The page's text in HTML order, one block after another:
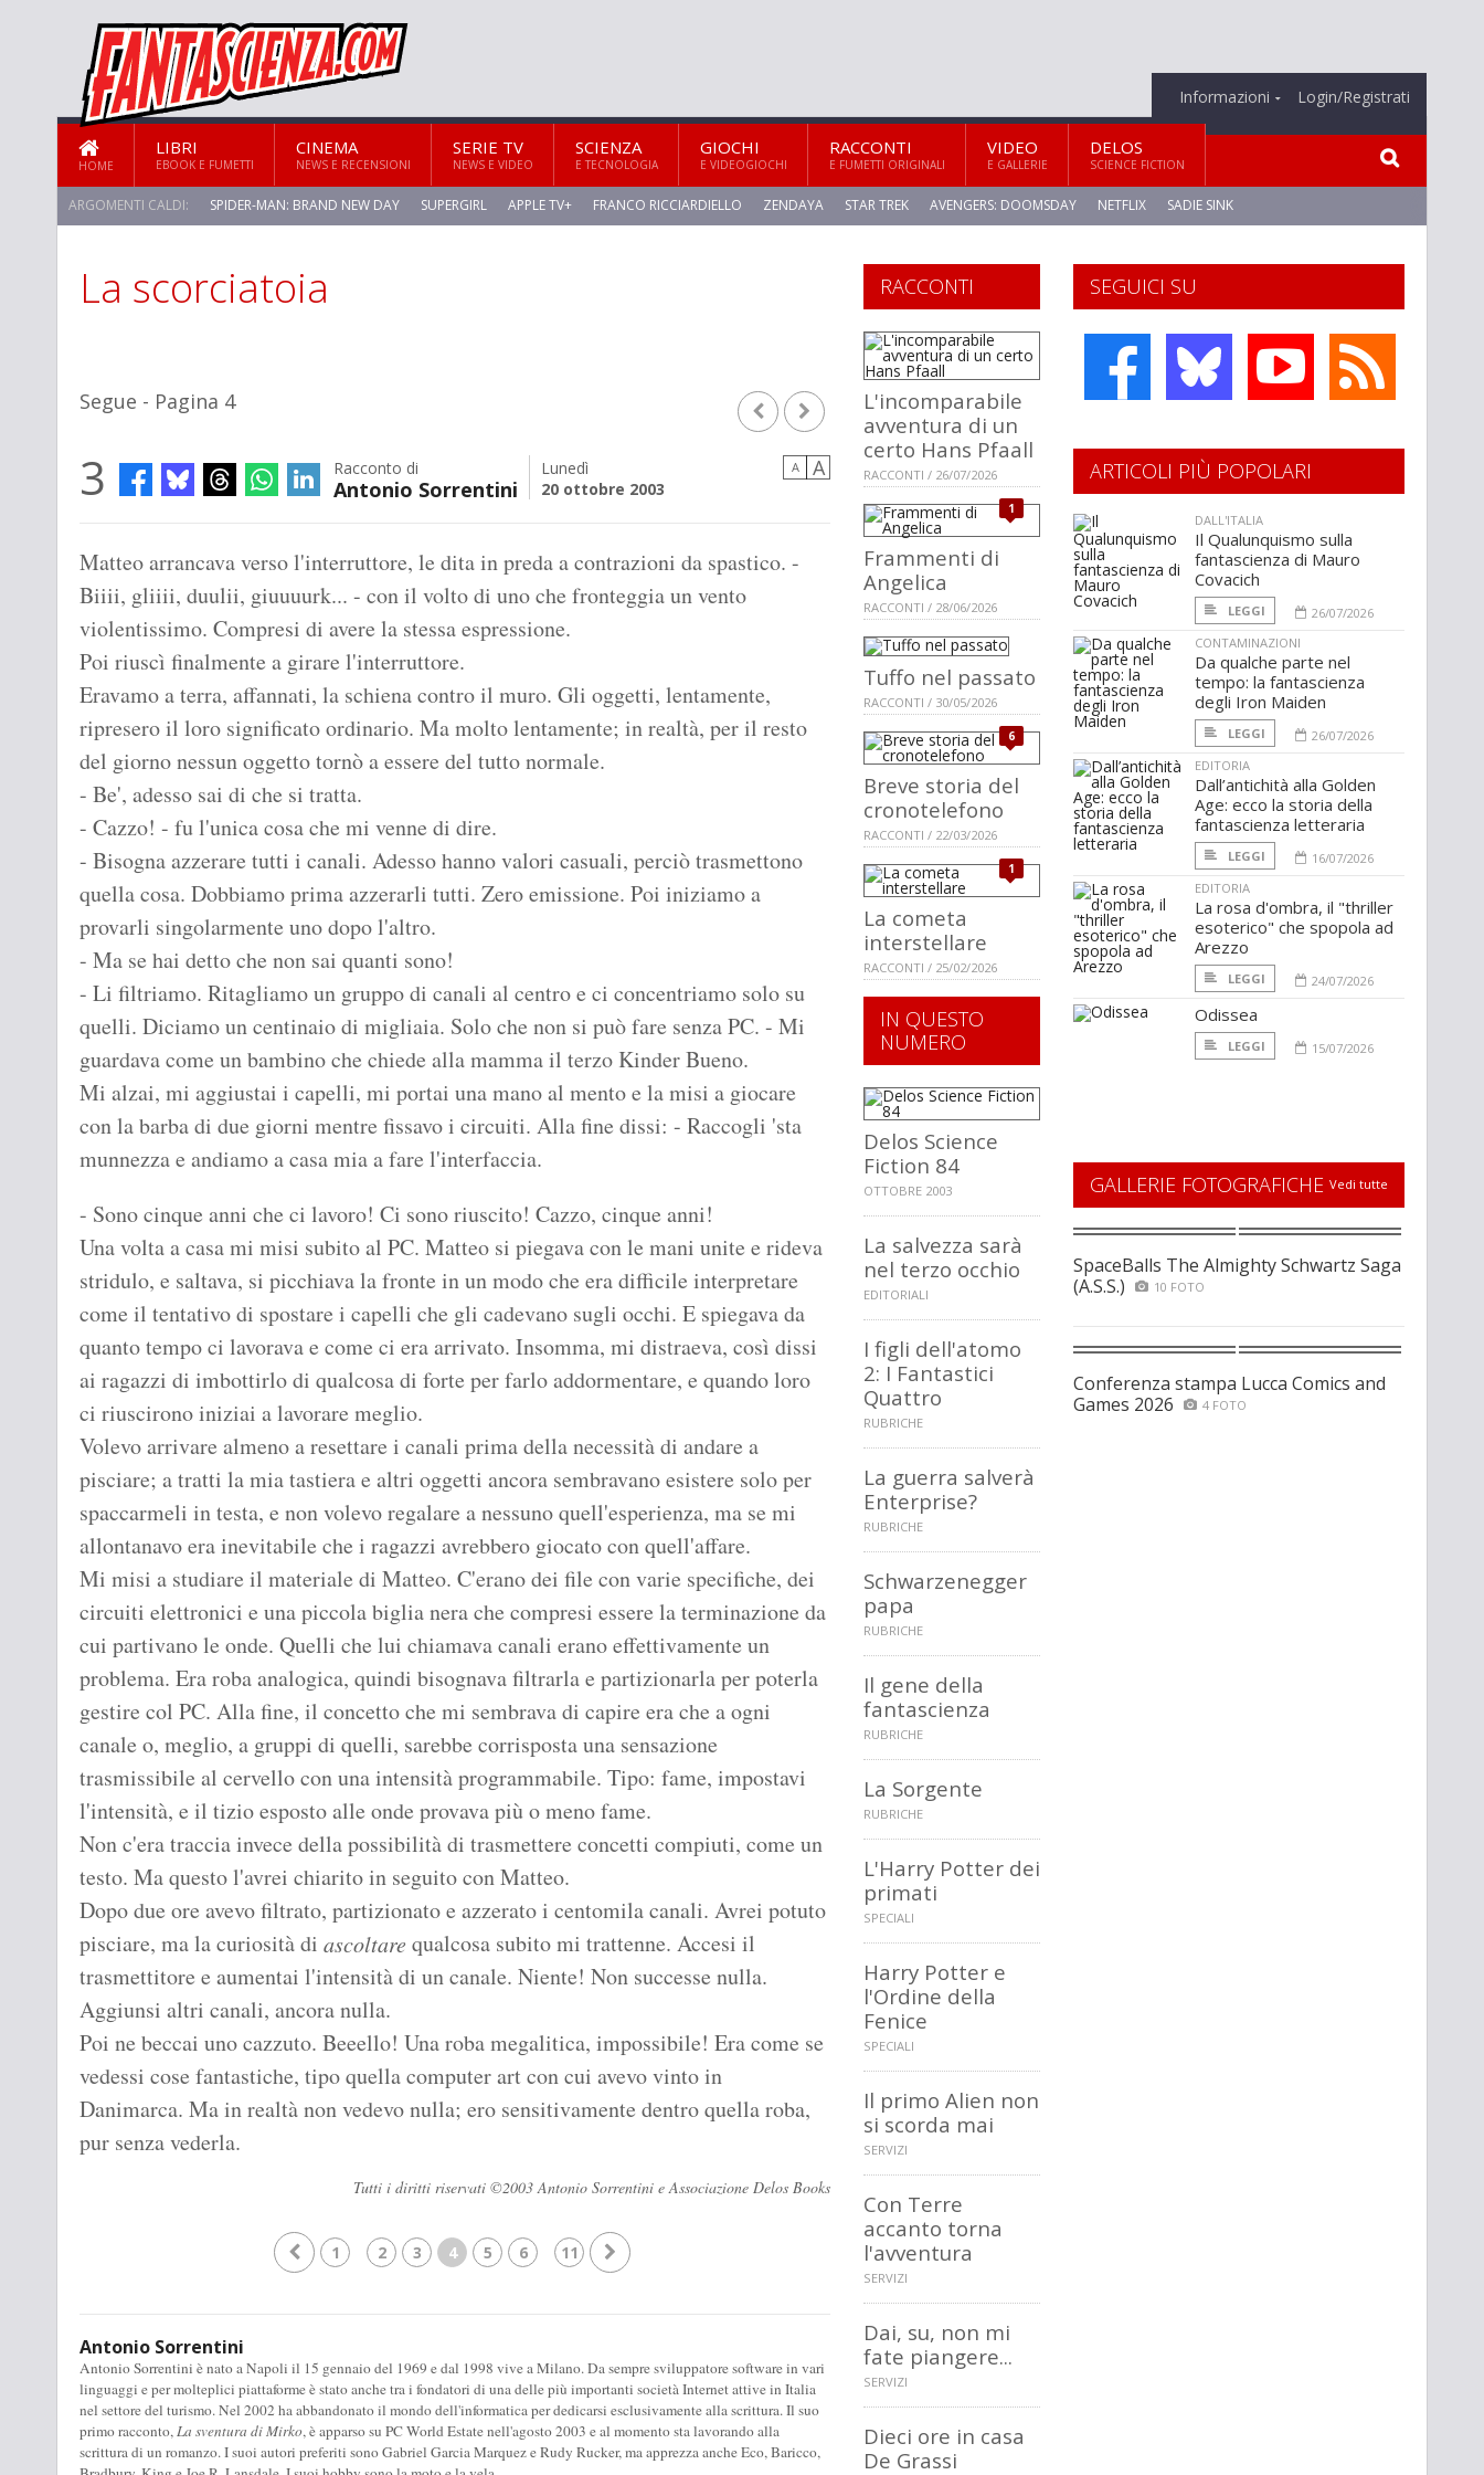
Informazioni Login/Registrati
HOME
LIBRI
EBOOK E FUMETTI
CINEMA
NEWS E RECENSIONI
SERIE TV
NEWS E VIDEO
SCIENZA
E TECNOLOGIA
GIOCHI
E VIDEOGIOCHI
RACCONTI
E FUMETTI ORIGINALI
VIDEO
E GALLERIE
DELOS
SCIENCE FICTION
ARGOMENTI CALDI: SPIDER-MAN: BRAND NEW DAY SUPERGIRL APPLE TV+ FRANCO RICCIARDIELLO ZENDAYA STAR TREK AVENGERS: DOOMSDAY NETFLIX SADIE SINK
STAR TREK: STRANGE NEW WORLDS
La scorciatoia
Segue - Pagina 4
3 Racconto di
Antonio Sorrentini
Lunedì
20 ottobre 2003
A A
Matteo arrancava verso l'interruttore, le dita in preda a contrazioni da spastico. -
Biiii, gliiii, duulii, giuuuurk... - con il volto di uno che fronteggia un vento
violentissimo. Compresi di avere la stessa espressione.
Poi riuscì finalmente a girare l'interruttore.
Eravamo a terra, affannati, la schiena contro il muro. Gli oggetti, lentamente,
ripresero il loro significato ordinario. Ma molto lentamente; in realtà, per il resto
del giorno nessun oggetto tornò a essere del tutto normale.
- Be', adesso sai di che si tratta.
- Cazzo! - fu l'unica cosa che mi venne di dire.
- Bisogna azzerare tutti i canali. Adesso hanno valori casuali, perciò trasmettono
quella cosa. Dobbiamo prima azzerarli tutti. Zero emissione. Poi iniziamo a
provarli singolarmente uno dopo l'altro.
- Ma se hai detto che non sai quanti sono!
- Li filtriamo. Ritagliamo un gruppo di canali al centro e ci concentriamo solo su
quelli. Diciamo un centinaio di migliaia. Solo che non si può fare senza PC. - Mi
guardava come un bambino che chiede alla mamma il terzo Kinder Bueno.
Mi alzai, mi aggiustai i capelli, mi portai una mano al mento e la misi a giocare
con la barba di due giorni mentre fissavo i circuiti. Alla fine dissi: - Raccogli 'sta
munnezza e andiamo a casa mia a fare l'interfaccia.
- Sono cinque anni che ci lavoro! Ci sono riuscito! Cazzo, cinque anni!
Una volta a casa mi misi subito al PC. Matteo si piegava con le mani unite e rideva
stridulo, e saltava, si picchiava la fronte in un modo che era difficile interpretare
come il tentativo di spostare i capelli che gli cadevano sugli occhi. E spiegava da
quanto tempo ci lavorava e come ci era arrivato. Insomma, mi distraeva, così dissi
ai ragazzi di imbottirlo di qualcosa di forte per farlo addormentare, e quando loro
ci riuscirono iniziai a lavorare meglio.
Volevo arrivare almeno a resettare i canali prima della necessità di andare a
pisciare; a tratti la mia tastiera e altri oggetti ancora sembravano esistere solo per
spaccarmeli in testa, e non volevo regalare a nessuno quell'esperienza, ma se mi
allontanavo era inevitabile che i ragazzi avrebbero giocato con quell'affare.
Mi misi a studiare il materiale di Matteo. C'erano dei file con varie specifiche, dei
circuiti elettronici e una piccola biglia nera che compresi essere la terminazione da
cui partivano le onde. Quelli che lui chiamava canali erano effettivamente un
problema. Era roba analogica, quindi bisognava filtrarla e partizionarla per poterla
gestire col PC. Alla fine, il concetto che mi sembrava di capire era che a ogni
canale o, meglio, a gruppi di quelli, sarebbe corrisposta una sensazione
trasmissibile al cervello con una intensità programmabile. Tipo: fame, impostavi
l'intensità, e il tizio esposto alle onde provava più o meno fame.
Non c'era traccia invece della possibilità di trasmettere concetti compiuti, come un
testo. Ma questo l'avrei chiarito in seguito con Matteo.
Dopo due ore avevo filtrato, partizionato e azzerato i centomila canali. Avrei potuto
pisciare, ma la curiosità di ascoltare qualcosa subito mi trattenne. Accesi il
trasmettitore e aumentai l'intensità di un canale. Niente! Non successe nulla.
Aggiunsi altri canali, ancora nulla.
Poi ne beccai uno cazzuto. Beeello! Una roba megalitica, impossibile! Era come se
vedessi cose fantastiche, tipo quella computer art con cui avevo vinto in
Danimarca. Ma in realtà non vedevo nulla; ero sensitivamente dentro quella roba,
pur senza vederla.
Tutti i diritti riservati ©2003 Antonio Sorrentini e Associazione Delos Books
1 2 3 4 5 6 11
Antonio Sorrentini
Antonio Sorrentini è nato a Napoli il 15 gennaio del 1969 e dal 1998 vive a Milano. Da sempre sviluppatore software in vari
linguaggi e per molteplici piattaforme è stato anche tra i fondatori di una delle più importanti società Internet attive in Italia
nel settore del turismo. Nel 2002 ha abbandonato il mondo dell'informatica per dedicarsi esclusivamente alla scrittura. Il suo
primo racconto,La sventura di Mirko, è apparso su PC World Estate nell'agosto 2003 e al momento sta lavorando alla
scrittura di un romanzo. I suoi autori preferiti sono Gabriel Garcia Marquez e Rudy Rucker, ma apprezza anche Eco, Baricco,
SEGUICI SU
RACCONTI
L'incomparabile
avventura di un
certo Hans Pfaall
RACCONTI / 26/07/2026
1
Frammenti di
Angelica
RACCONTI / 28/06/2026
Tuffo nel passato
RACCONTI / 30/05/2026
6
Breve storia del
cronotelefono
RACCONTI / 22/03/2026
1
La cometa
interstellare
RACCONTI / 25/02/2026
IN QUESTO
NUMERO
Delos Science
Fiction 84
OTTOBRE 2003
La salvezza sarà
nel terzo occhio
EDITORIALI
I figli dell'atomo
2: I Fantastici
Quattro
RUBRICHE
La guerra salverà
Enterprise?
RUBRICHE
Schwarzenegger
papa
RUBRICHE
Il gene della
fantascienza
RUBRICHE
La Sorgente
RUBRICHE
L'Harry Potter dei
primati
SPECIALI
Harry Potter e
l'Ordine della
Fenice
SPECIALI
Il primo Alien non
si scorda mai
SERVIZI
Con Terre
accanto torna
l'avventura
SERVIZI
Dai, su, non mi
fate piangere...
SERVIZI
Dieci ore in casa
De Grassi
ARTICOLI PIÙ POPOLARI
DALL'ITALIA
Il Qualunquismo sulla
fantascienza di Mauro
Covacich
LEGGI
26/07/2026
CONTAMINAZIONI
Da qualche parte nel
tempo: la fantascienza
degli Iron Maiden
LEGGI
26/07/2026
EDITORIA
Dall’antichità alla Golden
Age: ecco la storia della
fantascienza letteraria
LEGGI
16/07/2026
EDITORIA
La rosa d'ombra, il "thriller
esoterico" che spopola ad
Arezzo
LEGGI 24/07/2026
Odissea
LEGGI 15/07/2026
GALLERIE FOTOGRAFICHE Vedi tutte
SpaceBalls The Almighty Schwartz Saga
(A.S.S.)
10 FOTO
Conferenza stampa Lucca Comics and
Games 2026
4 FOTO